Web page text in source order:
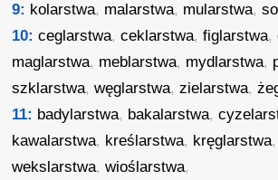
9: kolarstwa, malarstwa, mularstwa,
10: ceglarstwa,ceklarstwa,figlarstwa,
maglarstwa, meblarstwa, mydlarstwa,
szklarstwa,węglarstwa,zielarstwa,
11: badylarstwa, bakalarstwa,
kawalarstwa, kreślarstwa, kręglarstwa,
wekslarstwa,wioślarstwa,